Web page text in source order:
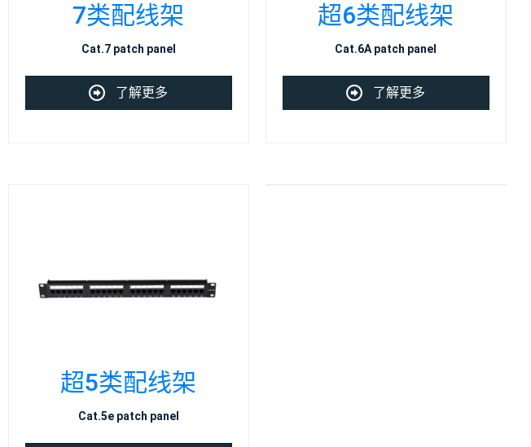
7类配线架
Cat.7 patch panel
了解更多
超6类配线架
Cat.6A patch panel
了解更多
超5类配线架
Cat.5e patch panel